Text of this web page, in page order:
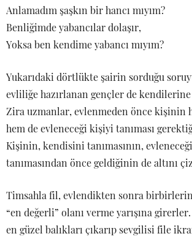
Anlamadım şaşkın bir hancı mıyım?
Benliğimde yabancılar dolaşır,
Yoksa ben kendime yabancı mıyım?
Yukarıdaki dörtlükte şairin sorduğu
evliliğe hazırlanan gençler de kendilerine
Zira uzmanlar, evlenmeden önce kişinin
hem de evleneceği kişiyi tanıması
Kişinin, kendisini tanımasının,
tanımasından önce geldiğinin de altını
Timsahla fil, evlendikten sonra
“en değerli” olanı verme yarışına
en güzel balıkları çıkarıp sevgilisi file